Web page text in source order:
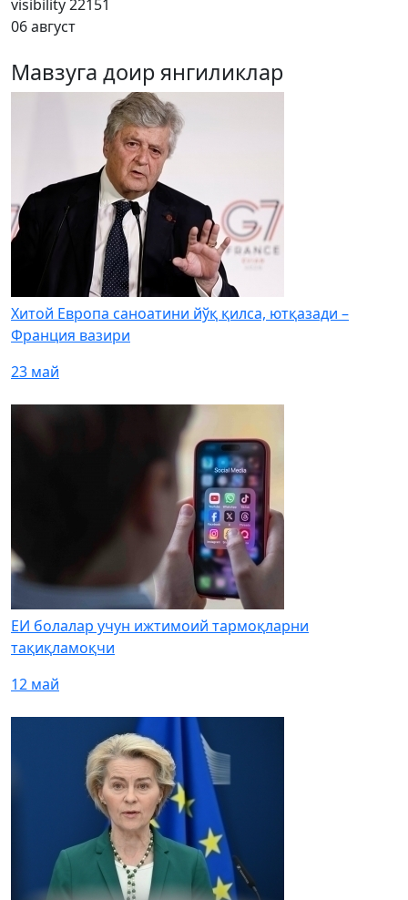
visibility22151
06 август
Мавзуга доир янгиликлар
Хитой Европа саноатини йўқ қилса, ютқазади –
Франция вазири
23 май
ЕИ болалар учун ижтимоий тармоқларни
тақиқламоқчи
12 май